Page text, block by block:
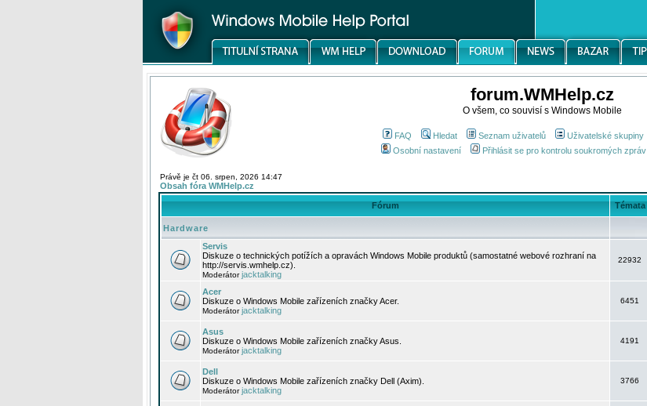
forum.WMHelp.cz
O všem, co souvisí s Windows Mobile
FAQ Hledat Seznam uživatelů Uživatelské skupiny
Osobní nastavení
Přihlásit se pro kontrolu soukromých zpráv
Právě je čt 06. srpen, 2026 14:47
Obsah fóra WMHelp.cz
Fórum Témata
Hardware
Servis
Diskuze o technických potížích a opravách Windows Mobile produktů (samostatné webové rozhraní na
http://servis.wmhelp.cz).
Moderátorjacktalking
22932
Acer
Diskuze o Windows Mobile zařízeních značky Acer.
Moderátorjacktalking
6451
Asus
Diskuze o Windows Mobile zařízeních značky Asus.
Moderátorjacktalking
4191
Dell
Diskuze o Windows Mobile zařízeních značky Dell (Axim).
Moderátorjacktalking
3766